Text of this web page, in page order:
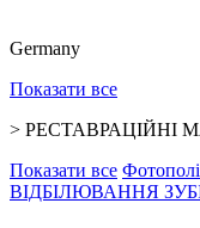
Germany
Показати все
> РЕСТАВРАЦІЙНІ
Показати все
ВІДБІЛЮВАННЯ